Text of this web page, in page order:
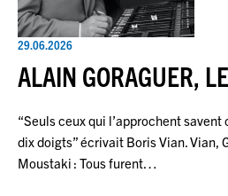
29.06.2026
ALAIN GORAGUER,
“Seuls ceux qui l’approchent savent
dix doigts” écrivait Boris Vian. Vian,
Moustaki : Tous furent…